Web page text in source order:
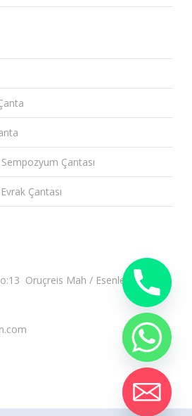
Çantası
Çantası
Oruçreis Mah / Esenler /
chaty